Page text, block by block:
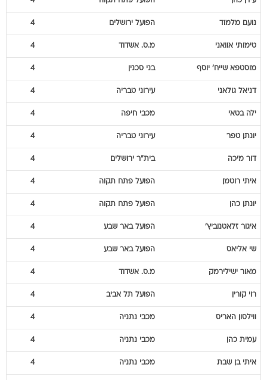
נועם מלמוד הפועל ירושלים 4
טימותי אוואני מ.ס. אשדוד 4
מוסטפא שייח' יוסף בני סכנין 4
דניאל גולאני עירוני טבריה 4
ילה בטאי מכבי חיפה 4
יונתן טפר עירוני טבריה 4
דור מיכה בית"ר ירושלים 4
איתי רוטמן הפועל פתח תקוה 4
יונתן כהן הפועל פתח תקוה 4
איגור זלאטנוביץ' הפועל באר שבע 4
שי אליאס הפועל באר שבע 4
מאור ישילירמק מ.ס. אשדוד 4
רוי קורין הפועל תל אביב 4
ווילסון האריס מכבי נתניה 4
עמית כהן מכבי נתניה 4
איתי בן שבת מכבי נתניה 4